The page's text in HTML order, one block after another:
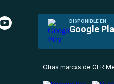
DISPONIBLE EN
Google
Otras marcas de GFR